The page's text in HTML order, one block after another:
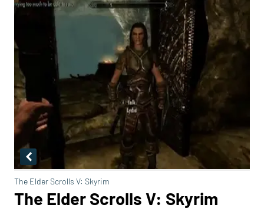
The Elder Scrolls V: Skyrim
The Elder Scrolls V: Skyrim